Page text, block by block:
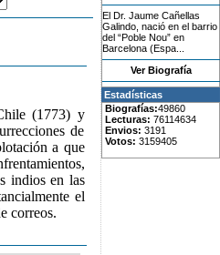
(1773) y
de
a que
indios en las
el
correos.
El Dr. Jaume Cañellas
Galindo, nació en el barrio
del “Poble Nou” en
Barcelona (Espa...
Ver Biografía
Estadísticas
Biografías:49860
Lecturas: 76114634
Envios: 3191
Votos: 3159405